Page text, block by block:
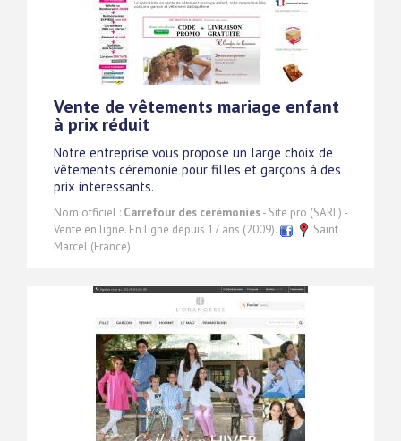
Vente de vêtements mariage enfant
à prix réduit
Notre entreprise vous propose un large choix de
vêtements cérémonie pour filles et garçons à des
prix intéressants.
Nom officiel : Carrefour des cérémonies- Site pro (SARL) -
Vente en ligne. En ligne depuis 17 ans (2009).
Saint
Marcel (France)